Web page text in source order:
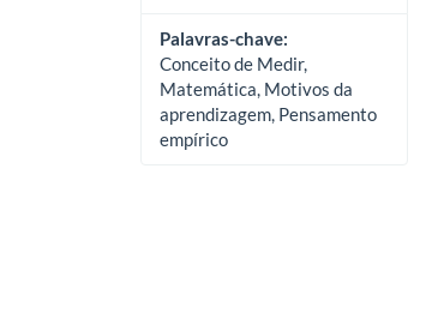
Palavras-chave:
Conceito de Medir,
Matemática, Motivos da
aprendizagem, Pensamento
empírico